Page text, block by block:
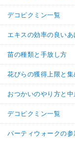
デコピクミン一覧
エキスの効率の良い
苗の種類と手放し方
花びらの獲得上限と集
おつかいのやり方と
デコピクミン一覧
パーティウォークの参